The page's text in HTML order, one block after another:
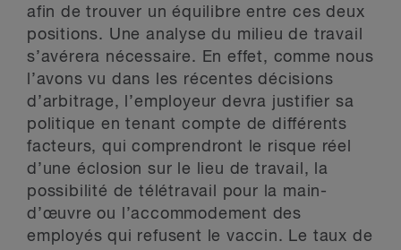
afin de trouver un équilibre entre ces deux
positions. Une analyse du milieu de travail
s’avérera nécessaire. En effet, comme nous
l’avons vu dans les récentes décisions
d’arbitrage, l’employeur devra justifier sa
politique en tenant compte de différents
facteurs, qui comprendront le risque réel
d’une éclosion sur le lieu de travail, la
possibilité de télétravail pour la main-
d’œuvre ou l’accommodement des
employés qui refusent le vaccin. Le taux de